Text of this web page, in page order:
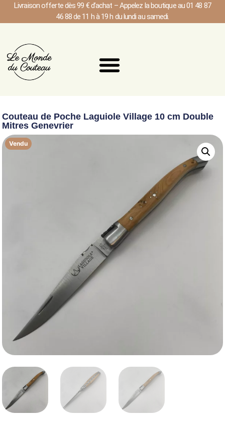
Livraison offerte dès 99 € d’achat – Appelez la boutique au 01 48 87
46 88 de 11 h à 19 h du lundi au samedi.
Couteau de Poche Laguiole Village 10 cm Double
Mitres Genevrier
Vendu